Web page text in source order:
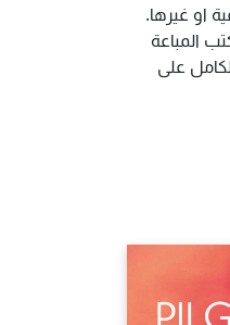
او غيرها.
المباعة
على